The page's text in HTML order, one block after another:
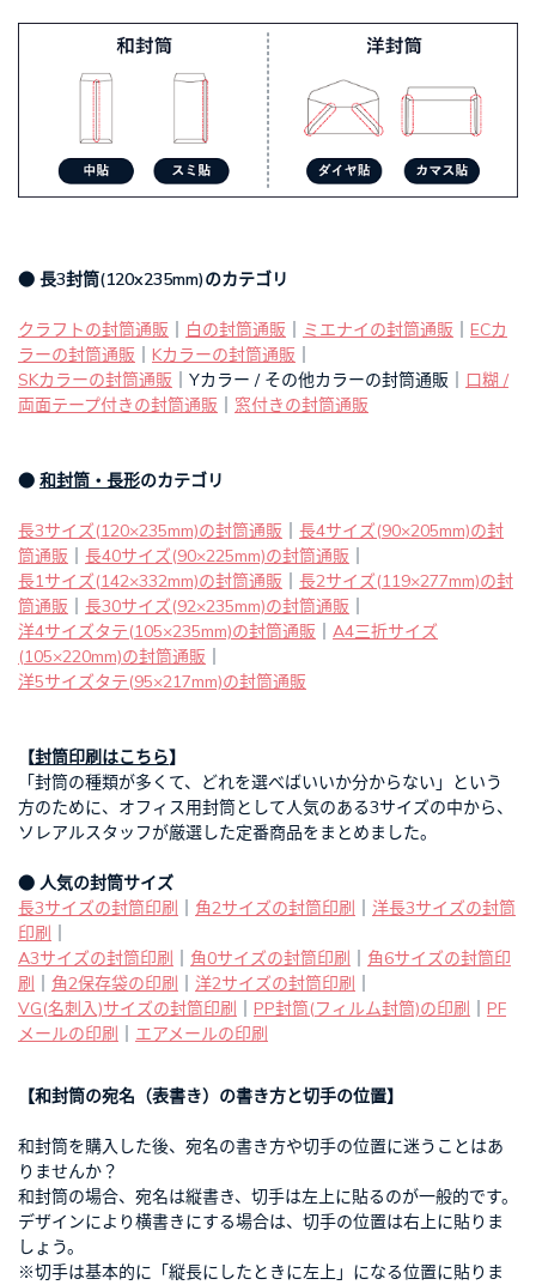
● 長3封筒(120x235mm)のカテゴリ
クラフトの封筒通販 白の封筒通販 ミエナイの封筒通販
ECカ
ラーの封筒通販
Kカラーの封筒通販
SKカラーの封筒通販 ｜Yカラー / その他カラーの封筒通販｜ 口糊 /
両面テープ付きの封筒通販
窓付きの封筒通販
● 和封筒・長形のカテゴリ
長3サイズ(120×235mm)の封筒通販
長4サイズ(90×205mm)の封
筒通販
長40サイズ(90×225mm)の封筒通販
長1サイズ(142×332mm)の封筒通販
長2サイズ(119×277mm)の封
筒通販
長30サイズ(92×235mm)の封筒通販
洋4サイズタテ(105×235mm)の封筒通販
A4三折サイズ
(105×220mm)の封筒通販
洋5サイズタテ(95×217mm)の封筒通販
【封筒印刷はこちら】
「封筒の種類が多くて、どれを選べばいいか分からない」という
方のために、オフィス用封筒として人気のある3サイズの中から、
ソレアルスタッフが厳選した定番商品をまとめました。
● 人気の封筒サイズ
長3サイズの封筒印刷
角2サイズの封筒印刷
洋長3サイズの封筒
印刷
A3サイズの封筒印刷
角0サイズの封筒印刷
角6サイズの封筒印
刷
角2保存袋の印刷 洋2サイズの封筒印刷
VG(名刺入)サイズの封筒印刷
PP封筒(フィルム封筒)の印刷
PF
メールの印刷
エアメールの印刷
【和封筒の宛名（表書き）の書き方と切手の位置】
和封筒を購入した後、宛名の書き方や切手の位置に迷うことはあ
りませんか？
和封筒の場合、宛名は縦書き、切手は左上に貼るのが一般的です。
デザインにより横書きにする場合は、切手の位置は右上に貼りま
しょう。
※切手は基本的に「縦長にしたときに左上」になる位置に貼りま